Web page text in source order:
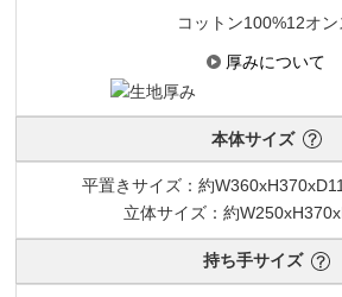
コットン100%12オン
厚みについて
本体サイズ
平置きサイズ：約
立体サイズ：約
持ち手サイズ